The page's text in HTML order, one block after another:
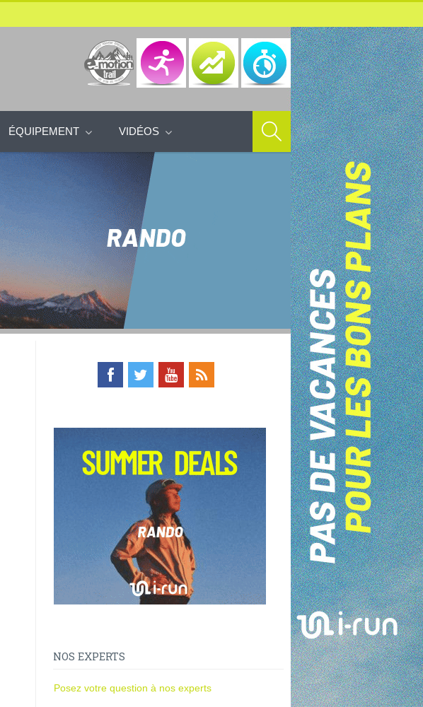
ÉQUIPEMENT VIDÉOS
NOS EXPERTS
Posez votre question à nos experts